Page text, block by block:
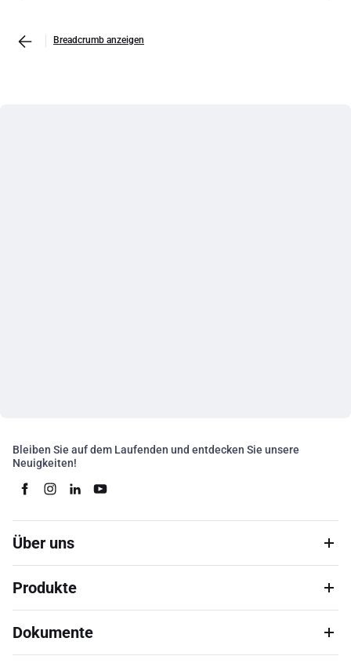
Breadcrumb anzeigen
Bleiben Sie auf dem Laufenden und entdecken Sie unsere
Neuigkeiten!
Über uns
Produkte
Dokumente